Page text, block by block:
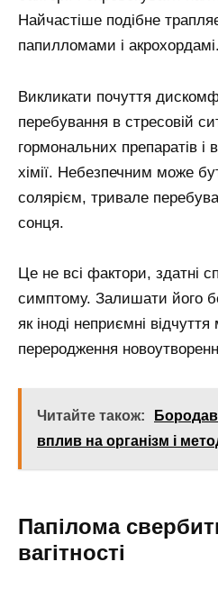
Найчастіше подібне
папилломами і акрохордамі.
Викликати почуття
перебування в стресовій
гормональних препаратів і
хімії. Небезпечним може
солярієм, тривале
сонця.
Це не всі фактори, здатні
симптому. Залишати його
як іноді неприємні
переродження
Читайте також:
вплив на організм і
Папілома
вагітності